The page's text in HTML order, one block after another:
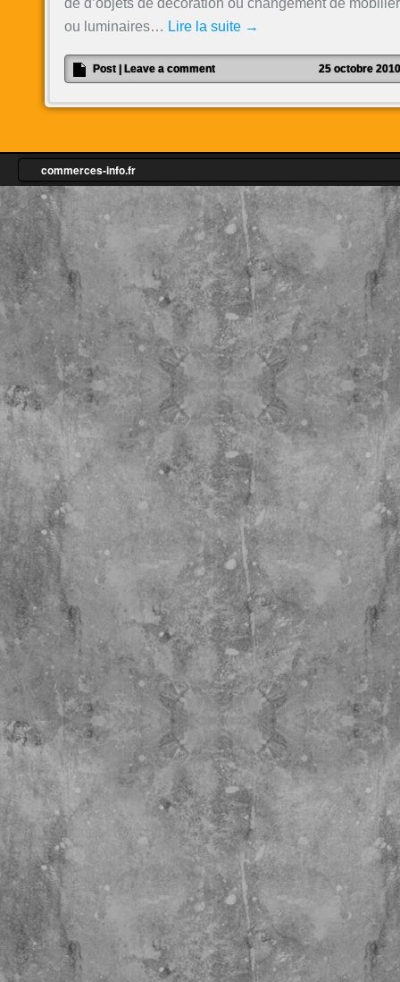
de d’objets de décoration ou changement de mobilier
ou luminaires… Lire la suite →
Post Leave a comment 25 octobre 2010
commerces-info.fr